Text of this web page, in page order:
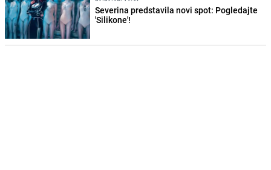
Severina predstavila novi spot: Pogledajte
'Silikone'!